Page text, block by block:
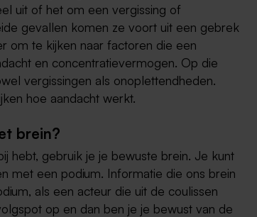
uit of het om een vergissing of
gevallen komen ze voort uit een gebrek
om te kijken naar factoren die een
en concentratievermogen. Op die
vergissingen als onoplettendheden.
hoe aandacht werkt.
brein?
hebt, gebruik je je bewuste brein. Je kunt
met een podium. Informatie die ons brein
als een acteur die uit de coulissen
op en dan ben je je bewust van de